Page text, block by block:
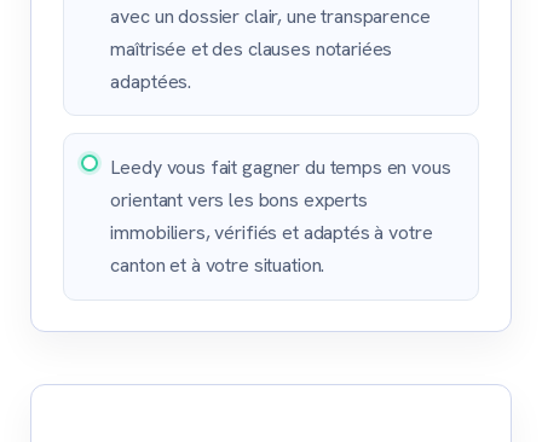
avec un dossier clair, une transparence
maîtrisée et des clauses notariées
adaptées.
Leedy vous fait gagner du temps en vous
orientant vers les bons experts
immobiliers, vérifiés et adaptés à votre
canton et à votre situation.